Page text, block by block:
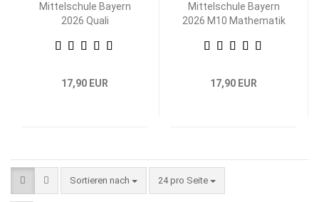
Mittelschule Bayern
2026 Quali
17,90 EUR
Mittelschule Bayern
2026 M10 Mathematik
17,90 EUR
Sortieren nach
Sortieren nach 24 pro Seite
pro Seite